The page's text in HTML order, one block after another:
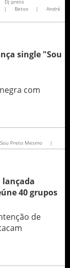
Dj preto
| Betox |
André
single "Sou
com
Sou Preto Mesmo |
lançada
40 grupos
de